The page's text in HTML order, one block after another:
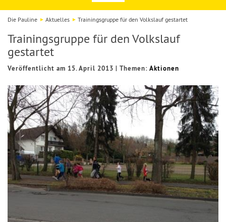
Die Pauline Aktuelles Trainingsgruppe für den Volkslauf gestartet
Trainingsgruppe für den Volkslauf
gestartet
Veröffentlicht am 15. April 2013 | Themen: Aktionen